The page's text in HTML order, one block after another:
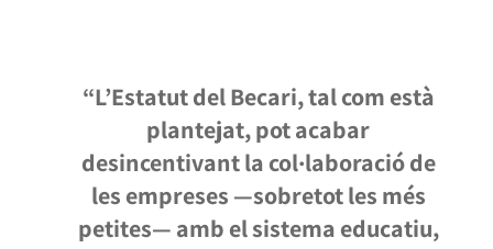
“L’Estatut del Becari, tal com està
plantejat, pot acabar
desincentivant la col·laboració de
les empreses —sobretot les més
petites— amb el sistema educatiu,